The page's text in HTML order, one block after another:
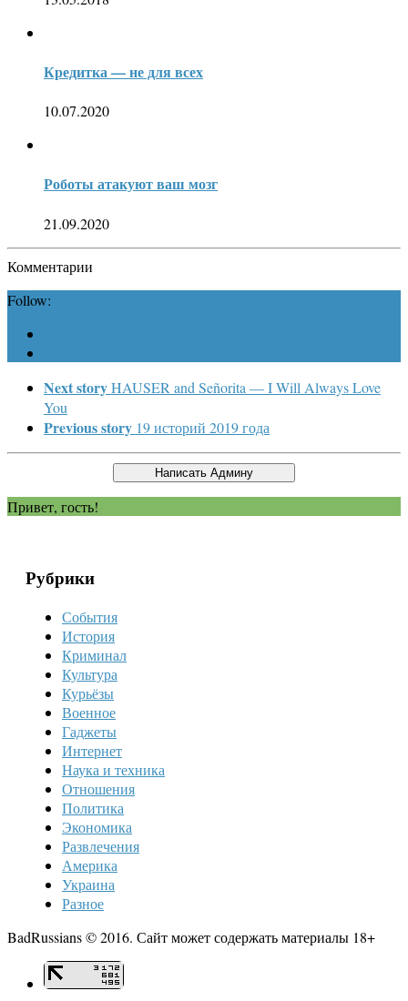
Кредитка — не для всех
10.07.2020
Роботы атакуют ваш мозг
21.09.2020
Комментарии
Follow:
Next storyHAUSER and Señorita — I Will Always Love
You
Previous story 19 историй 2019 года
Привет, гость!
Рубрики
События
История
Криминал
Культура
Курьёзы
Военное
Гаджеты
Интернет
Наука и техника
Отношения
Политика
Экономика
Развлечения
Америка
Украина
Разное
BadRussians © 2016. Сайт может содержать материалы 18+